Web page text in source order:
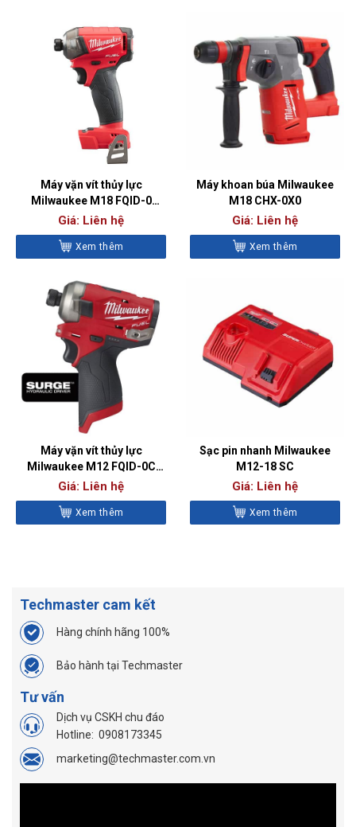
Máy vặn vít thủy lực
Milwaukee M18 FQID-0
(BARE)
Giá: Liên hệ
Xem thêm
Máy khoan búa Milwaukee
M18 CHX-0X0
Giá: Liên hệ
Xem thêm
Máy vặn vít thủy lực
Milwaukee M12 FQID-0C
(BARE)
Giá: Liên hệ
Xem thêm
Sạc pin nhanh Milwaukee
M12-18 SC
Giá: Liên hệ
Xem thêm
Techmaster cam kết
Hàng chính hãng 100%
Bảo hành tại Techmaster
Tư vấn
Dịch vụ CSKH chu đáo
Hotline: 0908173345
marketing@techmaster.com.vn